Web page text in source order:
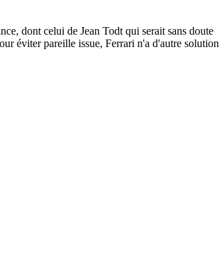
dont celui de Jean Todt qui serait sans doute
éviter pareille issue, Ferrari n'a d'autre solution